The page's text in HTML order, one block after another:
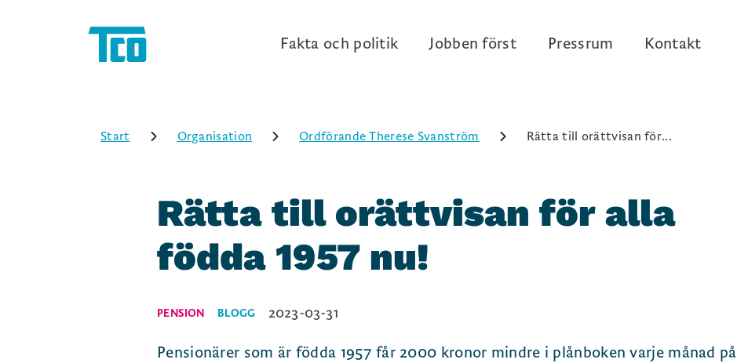
Fakta och politik Jobben först Pressrum Kontakt
Start Organisation Ordförande Therese Svanström Rätta till orättvisan för...
Rätta till orättvisan för alla
födda 1957 nu!
PENSION BLOGG 2023-03-31
Pensionärer som är födda 1957 får 2000 kronor mindre i plånboken varje månad på